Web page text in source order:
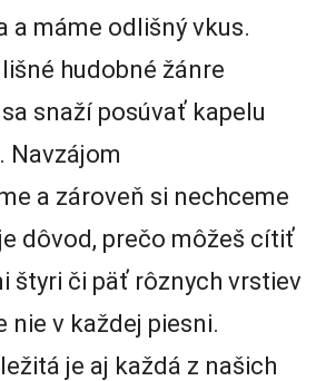
a máme odlišný vkus.
hudobné žánre
snaží posúvať kapelu
Navzájom
a zároveň si nechceme
dôvod, prečo môžeš cítiť
štyri či päť rôznych vrstiev
nie v každej piesni.
je aj každá z našich